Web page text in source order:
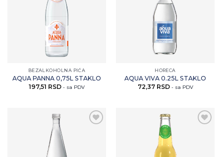
BEZALKOHOLNA PIĆA
AQUA PANNA 0,75L STAKLO
197,51 RSD - sa PDV
HORECA
AQUA VIVA 0.25L STAKLO
72,37 RSD - sa PDV